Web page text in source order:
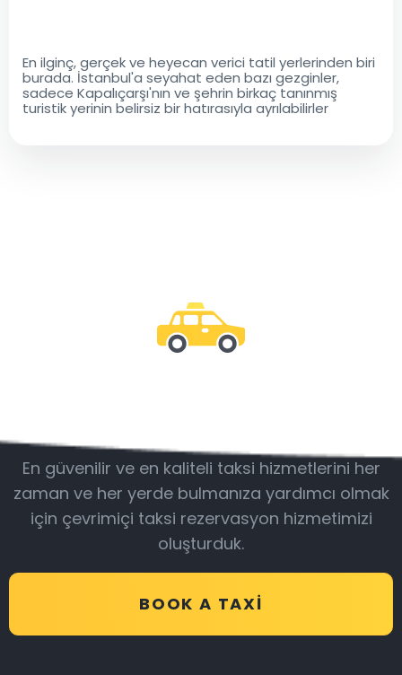
En ilginç, gerçek ve heyecan verici tatil yerlerinden biri
burada. İstanbul'a seyahat eden bazı gezginler,
sadece Kapalıçarşı'nın ve şehrin birkaç tanınmış
turistik yerinin belirsiz bir hatırasıyla ayrılabilirler
En güvenilir ve en kaliteli taksi hizmetlerini her
zaman ve her yerde bulmanıza yardımcı olmak
için çevrimiçi taksi rezervasyon hizmetimizi
oluşturduk.
BOOK A TAXI